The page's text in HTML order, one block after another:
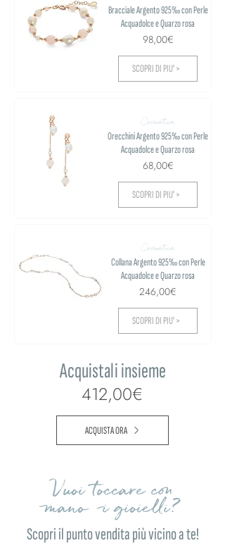
Bracciale Argento 925‰ con Perle
Acquadolce e Quarzo rosa
98,00€
SCOPRI DI PIU' >
Cromatica
Orecchini Argento 925‰ con Perle
Acquadolce e Quarzo rosa
68,00€
SCOPRI DI PIU' >
Cromatica
Collana Argento 925‰ con Perle
Acquadolce e Quarzo rosa
246,00€
SCOPRI DI PIU' >
Acquistali insieme
412,00€
ACQUISTA ORA
Vuoi toccare con
mano i gioielli?
Scopri il punto vendita più vicino a te!